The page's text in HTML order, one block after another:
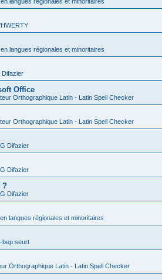
langues régionales et minoritaires
Difazier
Office
Orthographique Latin - Latin Spell Checker
Orthographique Latin - Latin Spell Checker
Difazier
Difazier
?
Difazier
langues régionales et minoritaires
bep seurt
Orthographique Latin - Latin Spell Checker